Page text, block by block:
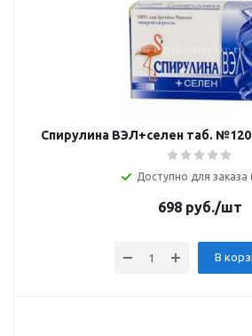
Спирулина ВЭЛ+селен таб.
Доступно для заказа
698руб./шт
В